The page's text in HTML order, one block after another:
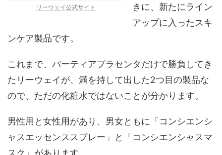
リーウェイ公式サイト
きに、新たにライン
アップに入ったスキ
ンケア製品です。
これまで、パーティアプラセンタだけで勝負してき
たリーウェイが、満を持して出した2つ目の製品な
ので、ただの化粧水ではないことが分かります。
男性用と女性用があり、男女ともに「コンシエンシ
ャスエッセンススプレー」と「コンシエンシャスマ
スク」があります。